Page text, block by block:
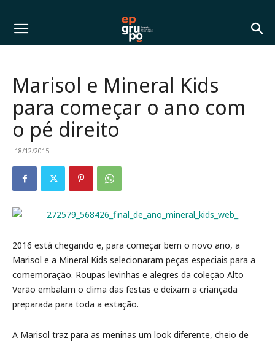
Marisol e Mineral Kids
para começar o ano com
o pé direito
18/12/2015
2016 está chegando e, para começar bem o novo ano, a
Marisol e a Mineral Kids selecionaram peças especiais para a
comemoração. Roupas levinhas e alegres da coleção Alto
Verão embalam o clima das festas e deixam a criançada
preparada para toda a estação.
A Marisol traz para as meninas um look diferente, cheio de